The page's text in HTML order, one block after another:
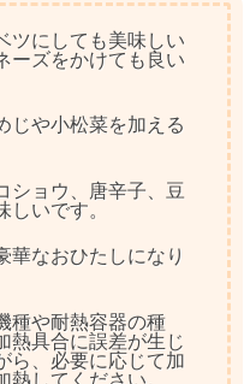
ツにしても美味しい
ーズをかけても良い
じや小松菜を加える
ショウ、唐辛子、豆
いです。
華なおひたしになり
種や耐熱容器の種
熱具合に誤差が生じ
ら、必要に応じて加
してください。